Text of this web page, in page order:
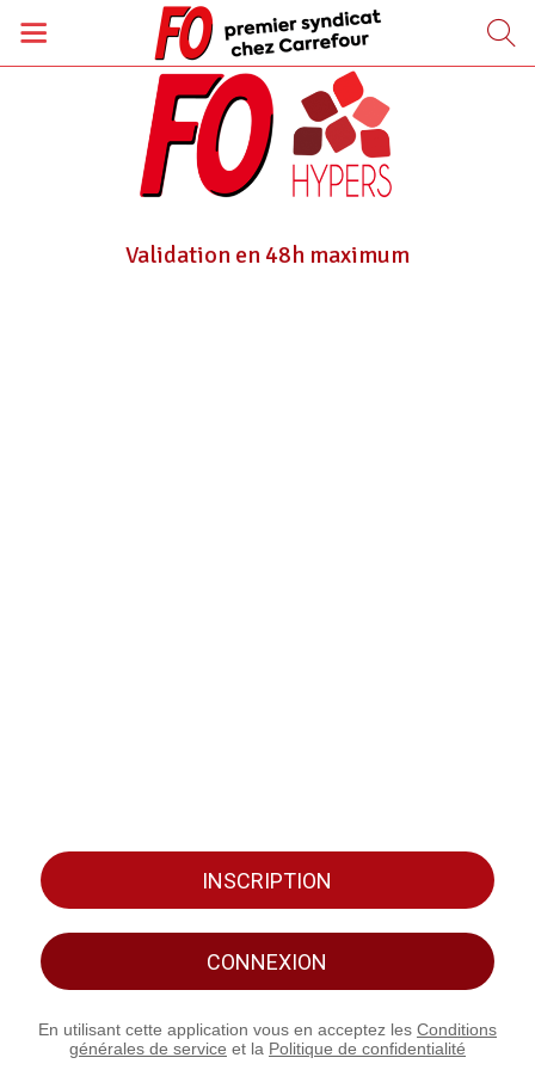
Validation en 48h maximum
INSCRIPTION
CONNEXION
En utilisant cette application vous en acceptez les Conditions
générales de service et la Politique de confidentialité